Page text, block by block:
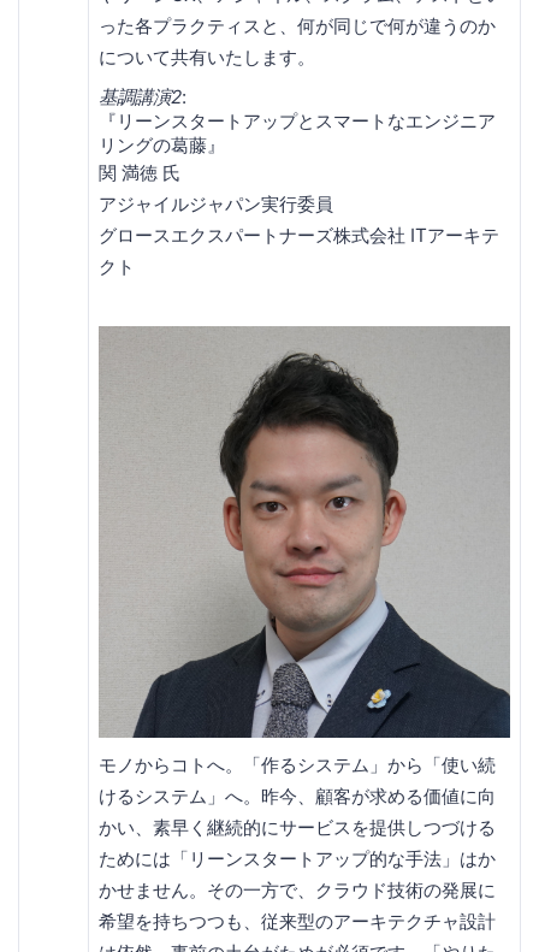
った各プラクティスと、何が同じで何が違うのか
について共有いたします。
基調講演2:
『リーンスタートアップとスマートなエンジニア
リングの葛藤』
関 満徳 氏
アジャイルジャパン実行委員
グロースエクスパートナーズ株式会社 ITアーキテ
クト
モノからコトへ。「作るシステム」から「使い続
けるシステム」へ。昨今、顧客が求める価値に向
かい、素早く継続的にサービスを提供しつづける
ためには「リーンスタートアップ的な手法」はか
かせません。その一方で、クラウド技術の発展に
希望を持ちつつも、従来型のアーキテクチャ設計